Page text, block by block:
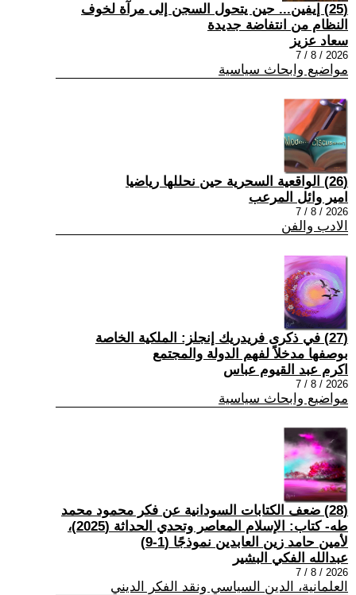
(25) إيفين... حين يتحول السجن إلى مرآة لخوف
النظام من انتفاضة جديدة
سعاد عزيز
2026 / 8 / 7
مواضيع وابحاث سياسية
(26) الواقعية السحرية حين نحللها رياضيا
امير وائل المرعب
2026 / 8 / 7
الادب والفن
(27) في ذكرى فريدريك إنجلز: الملكية الخاصة
بوصفها مدخلاً لفهم الدولة والمجتمع
اكرم عبد القيوم عباس
2026 / 8 / 7
مواضيع وابحاث سياسية
(28) ضعف الكتابات السودانية عن فكر محمود محمد
طه- كتاب: الإسلام المعاصر وتحدي الحداثة (2025)،
لأمين حامد زين العابدين نموذجًا (1-9)
عبدالله الفكي البشير
2026 / 8 / 7
العلمانية، الدين السياسي ونقد الفكر الديني